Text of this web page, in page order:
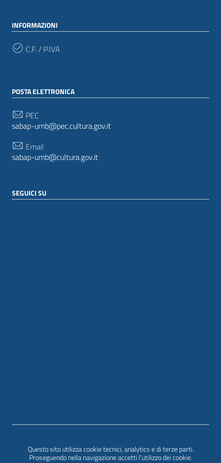
Questo sito utilizza cookie tecnici, analytics e di terze parti.
Proseguendo nella navigazione accetti l’utilizzo dei cookie.
INFORMAZIONI
C.F. / P.IVA
POSTA ELETTRONICA
PEC
sabap-umb@pec.cultura.gov.it
Email
sabap-umb@cultura.gov.it
SEGUICI SU
Realizzato con WordPress |Tema grafico ItaliaWP2